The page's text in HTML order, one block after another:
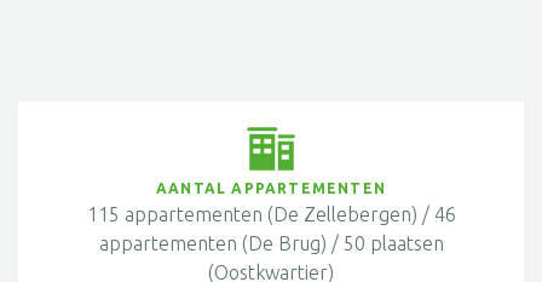
AANTAL APPARTEMENTEN
115 appartementen (De Zellebergen) / 46
appartementen (De Brug) / 50 plaatsen
(Oostkwartier)